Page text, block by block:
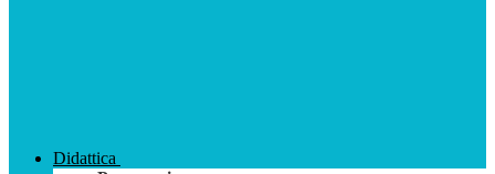
Didattica